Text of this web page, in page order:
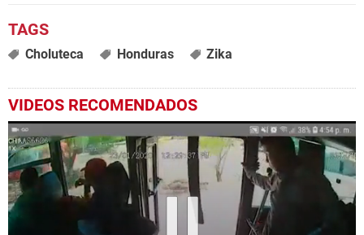
Choluteca Honduras Zika
VIDEOS RECOMENDADOS